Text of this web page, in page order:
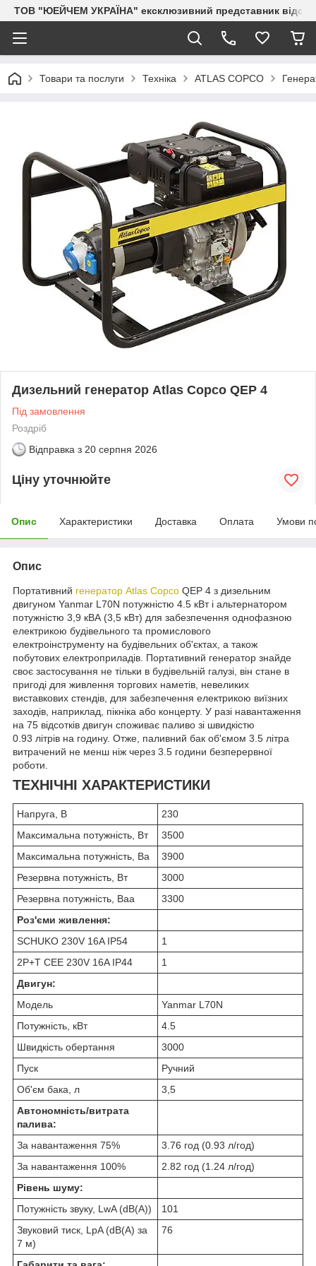
ТОВ "ЮЕЙЧЕМ УКРАЇНА" ексклюзивний представник відомих
Товари та послуги Техніка ATLAS COPCO
Дизельний генератор Atlas Copco QEP 4
Під замовлення
Роздріб
Відправка з 20 серпня 2026
Ціну уточнюйте
Опис Характеристики Доставка Оплата Умови
Опис
Портативний генератор Atlas Copco QEP 4 з дизельним
двигуном Yanmar L70N потужністю 4.5 кВт і альтернатором
потужністю 3,9 кВА (3,5 кВт) для забезпечення однофазною
електрикою будівельного та промислового
електроінструменту на будівельних об'єктах, а також
побутових електроприладів. Портативний генератор знайде
своє застосування не тільки в будівельній галузі, він стане в
пригоді для живлення торгових наметів, невеликих
виставкових стендів, для забезпечення електрикою виїзних
заходів, наприклад, пікніка або концерту. У разі навантаження
на 75 відсотків двигун споживає паливо зі швидкістю
0.93 літрів на годину. Отже, паливний бак об'ємом 3.5 літра
витрачений не менш ніж через 3.5 години безперервної
роботи.
ТЕХНІЧНІ ХАРАКТЕРИСТИКИ
Напруга, В
230
Максимальна потужність, Вт
3500
Максимальна потужність, Ва
3900
Резервна потужність, Вт
3000
Резервна потужність, Ваа
3300
Роз'єми живлення:
SCHUKO 230V 16A IP54
1
2P+T CEE 230V 16A IP44
1
Двигун:
Модель
Yanmar L70N
Потужність, кВт
4.5
Швидкість обертання
3000
Пуск
Ручний
Об'єм бака, л
3,5
Автономність/витрата
палива:
За навантаження 75%
3.76 год (0.93 л/год)
За навантаження 100%
2.82 год (1.24 л/год)
Рівень шуму:
Потужність звуку, LwA (dB(A))
101
Звуковий тиск, LpA (dB(A) за
7 м)
76